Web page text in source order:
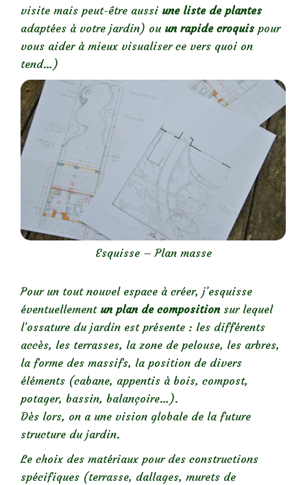
visite mais peut-être aussi une liste de plantes
adaptées à votre jardin) ou un rapide croquis pour
vous aider à mieux visualiser ce vers quoi on
tend…)
Esquisse – Plan masse
Pour un tout nouvel espace à créer, j’esquisse
éventuellement un plan de compositionsur lequel
l’ossature du jardin est présente : les différents
accès, les terrasses, la zone de pelouse, les arbres,
la forme des massifs, la position de divers
éléments (cabane, appentis à bois, compost,
potager, bassin, balançoire…).
Dès lors, on a une vision globale de la future
structure du jardin.
Le choix des matériaux pour des constructions
spécifiques (terrasse, dallages, murets de